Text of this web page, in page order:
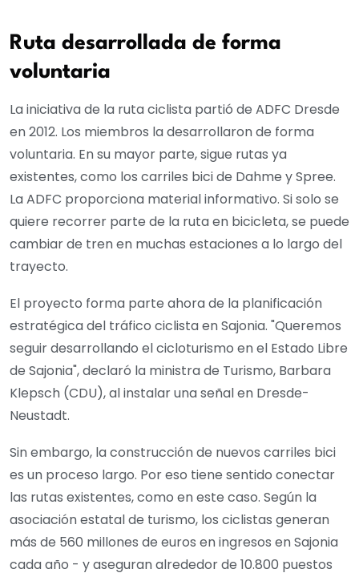
Ruta desarrollada de forma
voluntaria
La iniciativa de la ruta ciclista partió de ADFC Dresde
en 2012. Los miembros la desarrollaron de forma
voluntaria. En su mayor parte, sigue rutas ya
existentes, como los carriles bici de Dahme y Spree.
La ADFC proporciona material informativo. Si solo se
quiere recorrer parte de la ruta en bicicleta, se puede
cambiar de tren en muchas estaciones a lo largo del
trayecto.
El proyecto forma parte ahora de la planificación
estratégica del tráfico ciclista en Sajonia. "Queremos
seguir desarrollando el cicloturismo en el Estado Libre
de Sajonia", declaró la ministra de Turismo, Barbara
Klepsch (CDU), al instalar una señal en Dresde-
Neustadt.
Sin embargo, la construcción de nuevos carriles bici
es un proceso largo. Por eso tiene sentido conectar
las rutas existentes, como en este caso. Según la
asociación estatal de turismo, los ciclistas generan
más de 560 millones de euros en ingresos en Sajonia
cada año - y aseguran alrededor de 10.800 puestos